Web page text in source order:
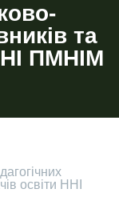
та
ПМНІМ
освіти ННІ